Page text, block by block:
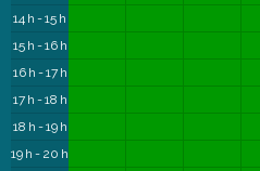
14 h - 15 h
15 h - 16 h
16 h - 17 h
17 h - 18 h
18 h - 19 h
19 h - 20 h